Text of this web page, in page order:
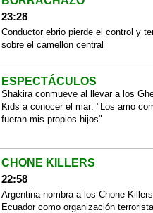
23:28
Conductor ebrio pierde el control y
sobre el camellón central
ESPECTÁCULOS
Shakira conmueve al llevar a los
Kids a conocer el mar: "Los amo
fueran mis propios hijos"
CHONE KILLERS
22:58
Argentina nombra a los Chone
Ecuador como organización